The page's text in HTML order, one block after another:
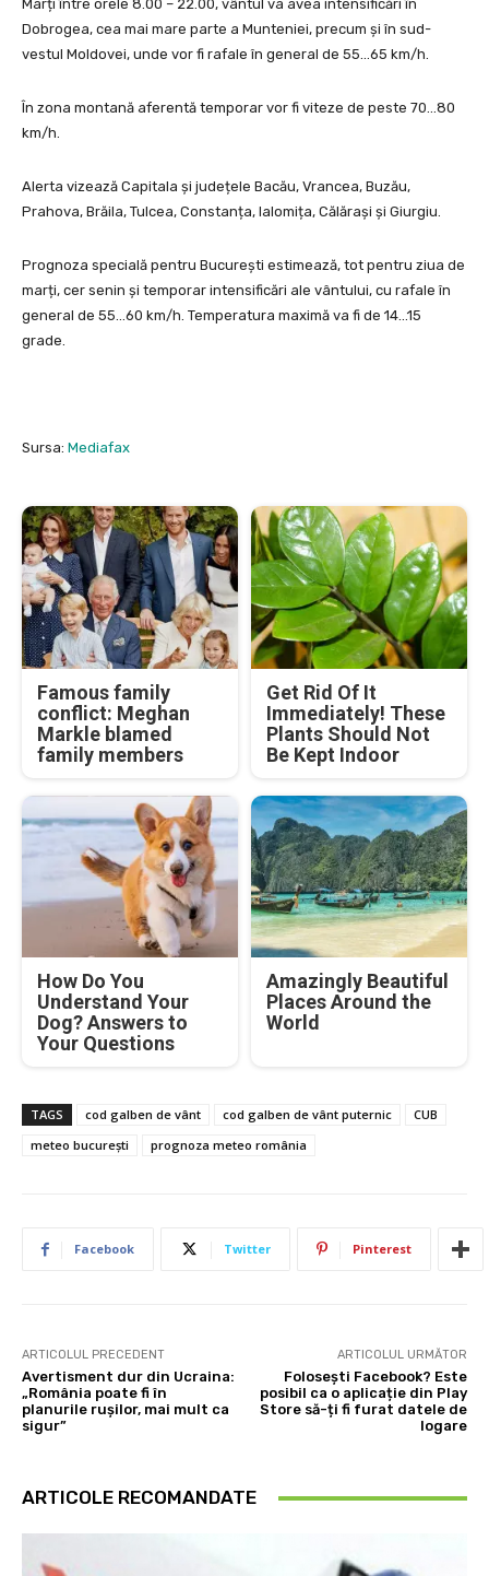
Marți între orele 8.00 – 22.00, vântul va avea intensificări în
Dobrogea, cea mai mare parte a Munteniei, precum și în sud-
vestul Moldovei, unde vor fi rafale în general de 55…65 km/h.
În zona montană aferentă temporar vor fi viteze de peste 70…80
km/h.
Alerta vizează Capitala și județele Bacău, Vrancea, Buzău,
Prahova, Brăila, Tulcea, Constanța, Ialomița, Călărași și Giurgiu.
Prognoza specială pentru București estimează, tot pentru ziua de
marți, cer senin și temporar intensificări ale vântului, cu rafale în
general de 55…60 km/h. Temperatura maximă va fi de 14…15
grade.
Sursa: Mediafax
Famous family
conflict: Meghan
Markle blamed
family members
Get Rid Of It
Immediately! These
Plants Should Not
Be Kept Indoor
How Do You
Understand Your
Dog? Answers to
Your Questions
Amazingly Beautiful
Places Around the
World
TAGS cod galben de vânt cod galben de vânt puternic
CUB
meteo bucurești
prognoza meteo românia
Facebook Twitter Pinterest
ARTICOLUL PRECEDENT
Avertisment dur din Ucraina:
„România poate fi în
planurile rușilor, mai mult ca
sigur”
ARTICOLUL URMĂTOR
Folosești Facebook? Este
posibil ca o aplicație din Play
Store să-ți fi furat datele de
logare
ARTICOLE RECOMANDATE